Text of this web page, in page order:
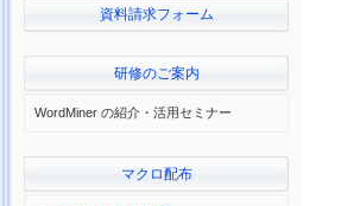
資料請求フォーム
研修のご案内
WordMiner の紹介・活用セミナー
マクロ配布